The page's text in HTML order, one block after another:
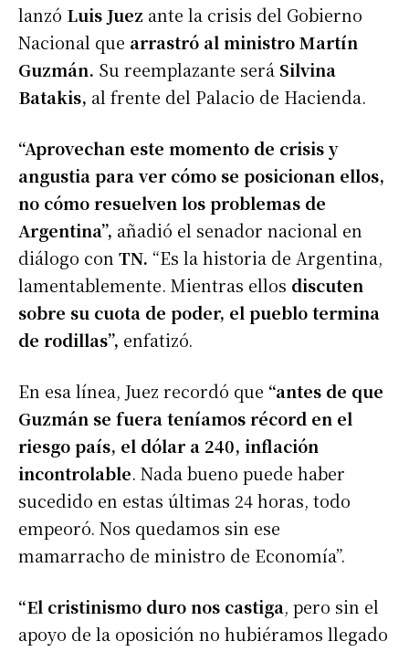
lanzó Luis Juez ante la crisis del Gobierno
Nacional que arrastró al ministroMartín
Guzmán. Su reemplazante será Silvina
Batakis, al frente del Palacio de Hacienda.
“Aprovechan este momento de crisis y
angustia para ver cómo se posicionan ellos,
no cómo resuelven los problemas de
Argentina”, añadió el senador nacional en
diálogo con TN. “Es la historia de Argentina,
lamentablemente. Mientras ellos discuten
sobre su cuota de poder, el pueblo termina
de rodillas”, enfatizó.
En esa línea, Juez recordó que “antes de que
Guzmán se fuera teníamos récord en el
riesgo país, el dólar a 240, inflación
incontrolable. Nada bueno puede haber
sucedido en estas últimas 24 horas, todo
empeoró. Nos quedamos sin ese
mamarracho de ministro de Economía”.
“El cristinismo duro nos castiga, pero sin el
apoyo de la oposición no hubiéramos llegado